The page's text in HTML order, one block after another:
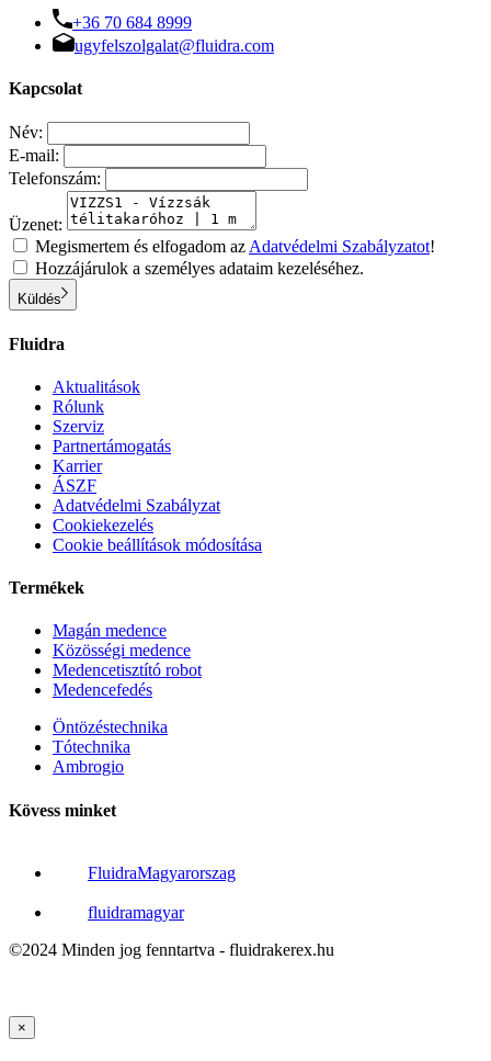
+36 70 684 8999
ugyfelszolgalat@fluidra.com
Kapcsolat
Név:
E-mail:
Telefonszám:
Üzenet:
Megismertem és elfogadom az Adatvédelmi Szabályzatot!
Hozzájárulok a személyes adataim kezeléséhez.
Küldés
Fluidra
Aktualitások
Rólunk
Szerviz
Partnertámogatás
Karrier
ÁSZF
Adatvédelmi Szabályzat
Cookiekezelés
Cookie beállítások módosítása
Termékek
Magán medence
Közösségi medence
Medencetisztító robot
Medencefedés
Öntözéstechnika
Tótechnika
Ambrogio
Kövess minket
FluidraMagyarorszag
fluidramagyar
©2024 Minden jog fenntartva - fluidrakerex.hu
×